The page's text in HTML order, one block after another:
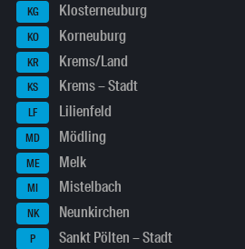
KG Klosterneuburg
KO Korneuburg
KR Krems/Land
KS Krems – Stadt
LF Lilienfeld
MD Mödling
ME Melk
MI Mistelbach
NK Neunkirchen
P Sankt Pölten – Stadt